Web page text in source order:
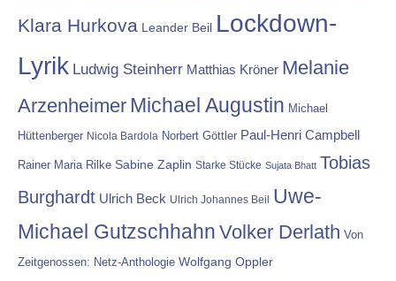
Klara Hurkova Leander Beil Lockdown-
Lyrik Ludwig Steinherr Matthias Kröner Melanie
Arzenheimer Michael Augustin Michael
Hüttenberger Nicola Bardola Norbert Göttler Paul-Henri Campbell
Rainer Maria Rilke Sabine Zaplin Starke Stücke Sujata Bhatt Tobias
Burghardt Ulrich Beck Ulrich Johannes Beil Uwe-
Michael Gutzschhahn Volker Derlath Von
Zeitgenossen: Netz-Anthologie Wolfgang Oppler